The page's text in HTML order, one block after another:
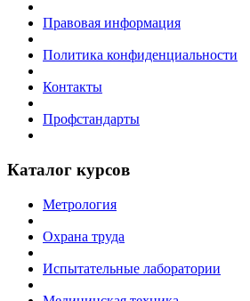
Правовая информация
Политика конфиденциальности
Контакты
Профстандарты
Каталог курсов
Метрология
Охрана труда
Испытательные лаборатории